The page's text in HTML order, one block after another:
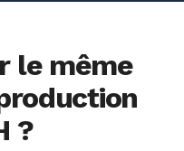
le même
?